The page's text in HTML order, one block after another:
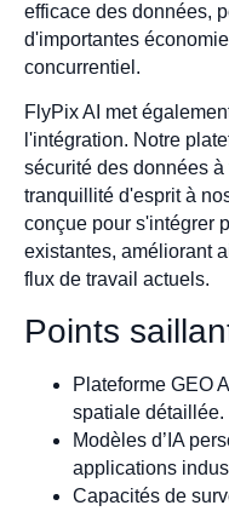
efficace des données,
d'importantes
concurrentiel.
FlyPix AI met
l'intégration. Notre
sécurité des données
tranquillité d'esprit à
conçue pour s'intégrer
existantes, améliorant
flux de travail actuels.
Points
Plateforme GEO
spatiale détaillée.
Modèles d’IA
applications
Capacités de